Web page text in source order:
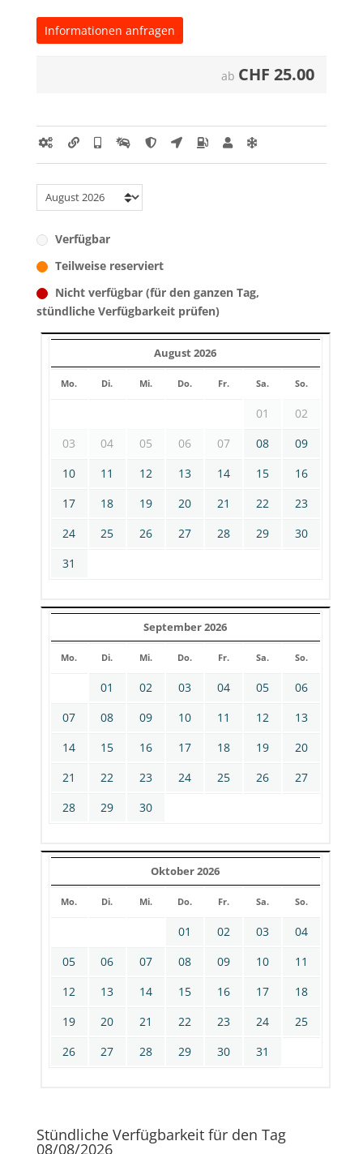
Informationen anfragen
ab CHF 25.00
Verfügbar
Teilweise reserviert
Nicht verfügbar (für den ganzen Tag,
stündliche Verfügbarkeit prüfen)
August 2026
Mo. Di. Mi. Do. Fr. Sa. So.
01
02
03
04 05 06 07 08
09
10
11 12 13 14 15
16
17
18 19 20 21 22
23
24
25 26 27 28 29
30
31
September 2026
Mo. Di. Mi. Do. Fr. Sa. So.
01 02 03 04 05
06
07
08 09 10 11 12
13
14
15 16 17 18 19
20
21
22 23 24 25 26
27
28
29 30
Oktober 2026
Mo. Di. Mi. Do. Fr. Sa. So.
01 02 03
04
05
06 07 08 09 10
11
12
13 14 15 16 17
18
19
20 21 22 23 24
25
26
27 28 29 30 31
Stündliche Verfügbarkeit für den Tag
08/08/2026